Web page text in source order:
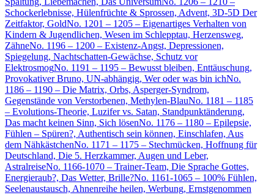
Schockerlebnisse, Hülenfrüchte & Sprossen, Advent, 3D-5D Der
Zeitfaktor, GoldNo. 1201 – 1205 – Eigenartiges Verhalten von
Kindern & Jugendlichen, Wesen im Schlepptau, Herzensweg,
ZähneNo. 1196 – 1200 – Existenz-Angst, Depressionen,
Spiegelung, Nachtschatten-Gewächse, Schutz vor
ElektrosmogNo. 1191 – 1195 – Bewusst bleiben, Enttäuschung,
Provokativer Bruno, UN-abhängig, Wer oder was bin ichNo.
1186 – 1190 – Die Matrix, Orbs, Asperger-Syndrom,
Gegenstände von Verstorbenen, Methylen-BlauNo. 1181 – 1185
– Evolutions-Theorie, Luzifer vs. Satan, Standpunktänderung,
Das macht keinen Sinn, Sich lösenNo. 1176 – 1180 – Epilepsie,
Fühlen – Spüren?, Authentisch sein können, Einschlafen, Aus
dem NähkästchenNo. 1171 – 1175 – Stechmücken, Hoffnung für
Deutschland, Die 5. Herzkammer, Augen und Leber,
AstralreiseNo. 1166-1070 – Trainer-Team, Die Sprache Gottes,
Energieraub?, Das Wetter, Brille?No. 1161-1065 – 100% Fühlen,
Seelenaustausch, Ahnenreihe heilen, Werbung, Ernstgenommen